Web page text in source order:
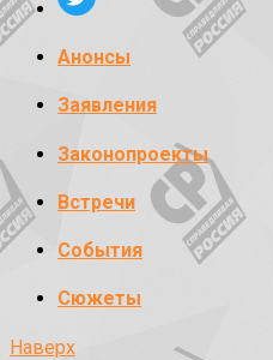
Анонсы
Заявления
Законопроекты
Встречи
События
Сюжеты
Наверх